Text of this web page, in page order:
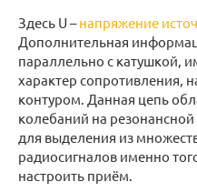
Здесь U –напряжение
Дополнительная
параллельно с катушкой,
характер сопротивления,
контуром. Данная цепь
колебаний на
для выделения из
радиосигналов именно
настроить приём.